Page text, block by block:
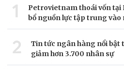
1
Petrovietnam thoái vốn tại
bổ nguồn lực tập trung vào
2
Tin tức ngân hàng nổi bật
giảm hơn 3.700 nhân sự